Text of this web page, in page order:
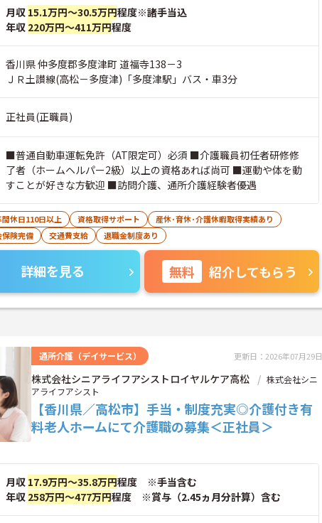
月収 15.1万円～30.5万円程度※諸手当込
年収 220万円～411万円程度
香川県 仲多度郡多度津町 道福寺138－3
ＪＲ土讃線(高松－多度津)「多度津駅」バス・車3分
正社員(正職員)
■普通自動車運転免許（AT限定可）必須 ■介護職員初任者研修修
了者（ホームヘルパー2級）以上の資格あれば尚可 ■運動や体を動
すことが好きな方歓迎 ■訪問介護、通所介護経験者優遇
間休日110日以上 資格取得サポート
産休･育休･介護休暇取得実績あり
保険完備 交通費支給 退職金制度あり
詳細を見る 無料 紹介してもらう
通所介護（デイサービス） 更新日：2026年07月29日
株式会社シニアライフアシストロイヤルケア高松
株式会社シニ
アライフアシスト
【香川県／高松市】手当・制度充実◎介護付き有
料老人ホームにて介護職の募集＜正社員＞
月収 17.9万円～35.8万円程度 ※手当含む
年収 258万円～477万円程度 ※賞与（2.45ヵ月分計算）含む